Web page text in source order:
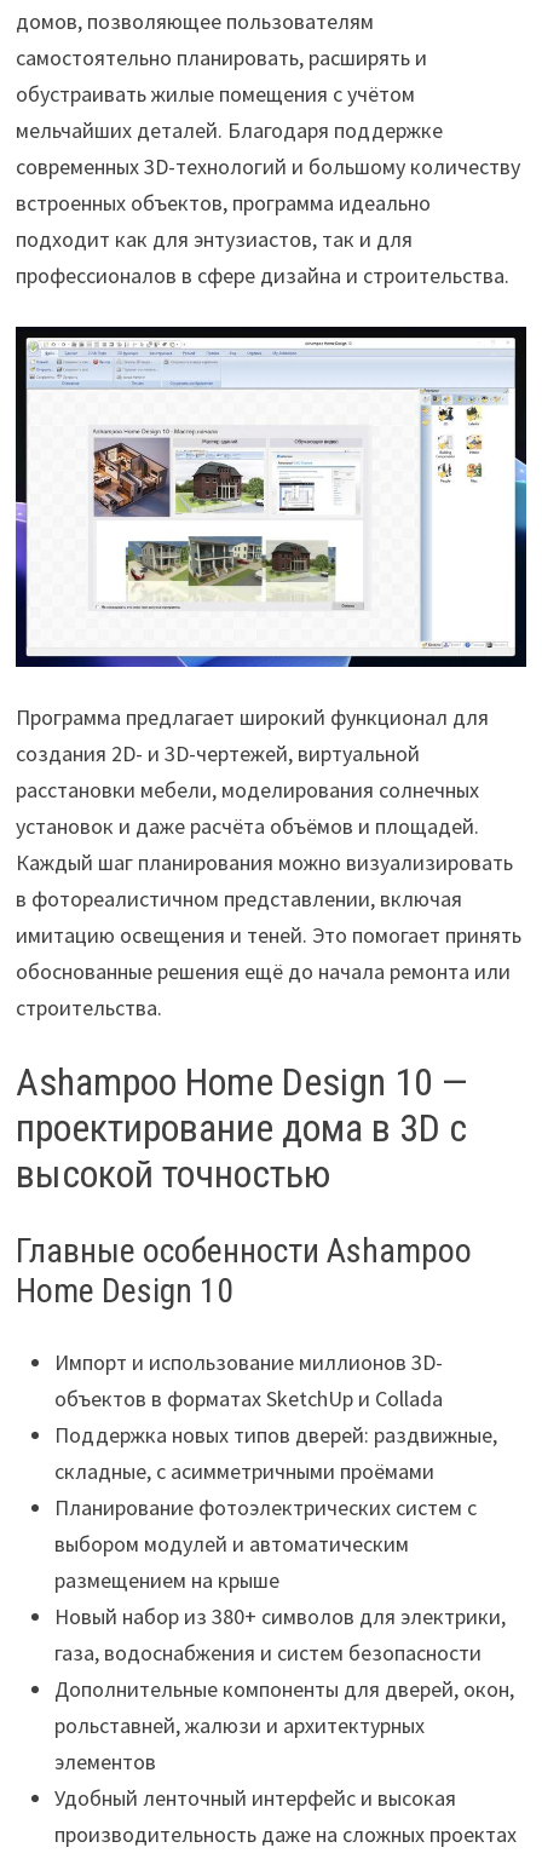
домов, позволяющее пользователям
самостоятельно планировать, расширять и
обустраивать жилые помещения с учётом
мельчайших деталей. Благодаря поддержке
современных 3D-технологий и большому количеству
встроенных объектов, программа идеально
подходит как для энтузиастов, так и для
профессионалов в сфере дизайна и строительства.
Программа предлагает широкий функционал для
создания 2D- и 3D-чертежей, виртуальной
расстановки мебели, моделирования солнечных
установок и даже расчёта объёмов и площадей.
Каждый шаг планирования можно визуализировать
в фотореалистичном представлении, включая
имитацию освещения и теней. Это помогает принять
обоснованные решения ещё до начала ремонта или
строительства.
Ashampoo Home Design 10 —
проектирование дома в 3D с
высокой точностью
Главные особенности Ashampoo
Home Design 10
Импорт и использование миллионов 3D-
объектов в форматах SketchUp и Collada
Поддержка новых типов дверей: раздвижные,
складные, с асимметричными проёмами
Планирование фотоэлектрических систем с
выбором модулей и автоматическим
размещением на крыше
Новый набор из 380+ символов для электрики,
газа, водоснабжения и систем безопасности
Дополнительные компоненты для дверей, окон,
рольставней, жалюзи и архитектурных
элементов
Удобный ленточный интерфейс и высокая
производительность даже на сложных проектах